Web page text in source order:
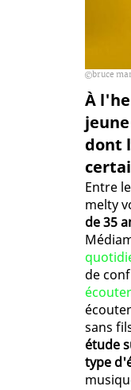
bruce
À
dont
Entre
melty
de 35
de
sans
étude
type